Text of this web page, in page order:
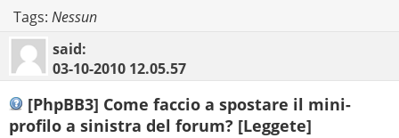
Tags: Nessun
said:
03-10-2010 12.05.57
[PhpBB3] Come faccio a spostare il mini-
profilo a sinistra del forum? [Leggete]